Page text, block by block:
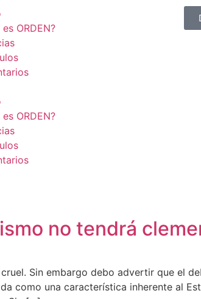
es ORDEN?
es ORDEN?
no tendrá
Sin embargo debo advertir que el
como una característica inherente al